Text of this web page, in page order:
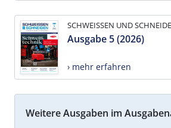
SCHWEISSEN UND
Ausgabe 5 (2026)
› mehr erfahren
Weitere Ausgaben im